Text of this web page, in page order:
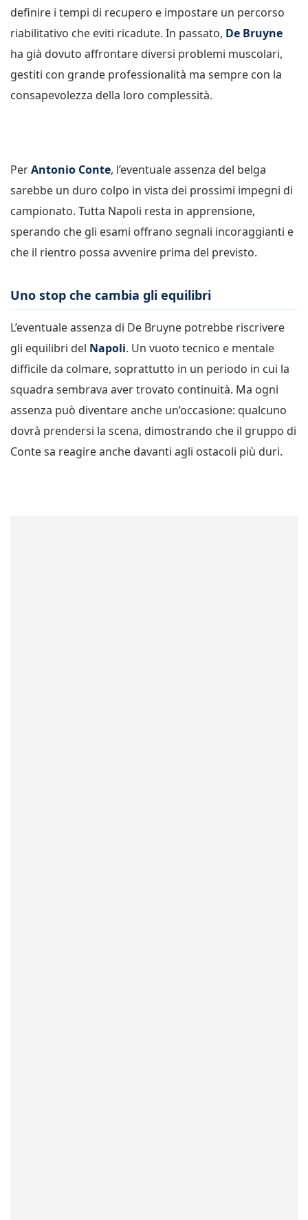
definire i tempi di recupero e impostare un percorso
riabilitativo che eviti ricadute. In passato, De Bruyne
ha già dovuto affrontare diversi problemi muscolari,
gestiti con grande professionalità ma sempre con la
consapevolezza della loro complessità.
PerAntonio Conte, l’eventuale assenza del belga
sarebbe un duro colpo in vista dei prossimi impegni di
campionato. Tutta Napoli resta in apprensione,
sperando che gli esami offrano segnali incoraggianti e
che il rientro possa avvenire prima del previsto.
Uno stop che cambia gli equilibri
L’eventuale assenza di De Bruyne potrebbe riscrivere
gli equilibri del Napoli. Un vuoto tecnico e mentale
difficile da colmare, soprattutto in un periodo in cui la
squadra sembrava aver trovato continuità. Ma ogni
assenza può diventare anche un’occasione: qualcuno
dovrà prendersi la scena, dimostrando che il gruppo di
Conte sa reagire anche davanti agli ostacoli più duri.